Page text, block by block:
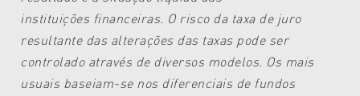
instituições financeiras. O risco da taxa de juro
resultante das alterações das taxas pode ser
controlado através de diversos modelos. Os mais
usuais baseiam-se nos diferenciais de fundos